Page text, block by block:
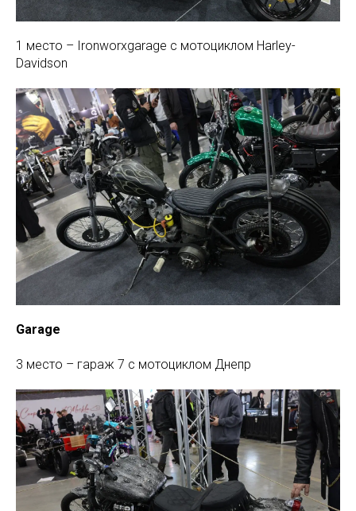
1 место – Ironworxgarage с мотоциклом Harley-
Davidson
Garage
3 место – гараж 7 с мотоциклом Днепр